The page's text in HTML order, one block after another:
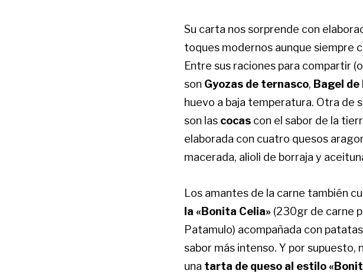
Su carta nos sorprende con
toques modernos aunque siempre
Entre sus raciones para compartir
son Gyozas de ternasco, Bagel
huevo a baja temperatura. Otra de
son las cocas con el sabor de la
elaborada con cuatro quesos
macerada, alioli de borraja y
Los amantes de la carne también
la «Bonita Celia» (230gr de carne
Patamulo) acompañada con
sabor más intenso. Y por
una tarta de queso al estilo